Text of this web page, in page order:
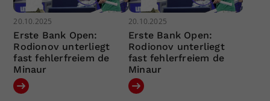
20.10.2025
Erste Bank Open:
Rodionov unterliegt
fast fehlerfreiem de
Minaur
20.10.2025
Erste Bank Open:
Rodionov unterliegt
fast fehlerfreiem de
Minaur